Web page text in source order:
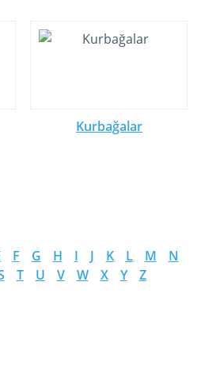
Kurbağalar
F G H I J K L M
N
T U V W X Y Z